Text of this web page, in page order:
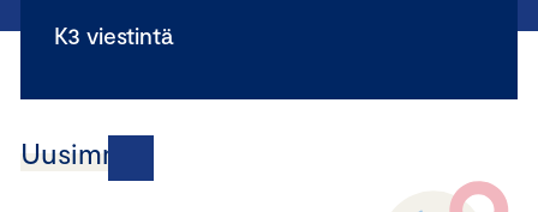
K3 viestintä
Uusimmat